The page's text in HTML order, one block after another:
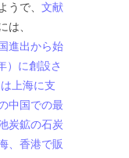
うで、 文献
は、
進出から始
）に創設さ
上海に支
中国での最
炭鉱の石炭
、香港で販